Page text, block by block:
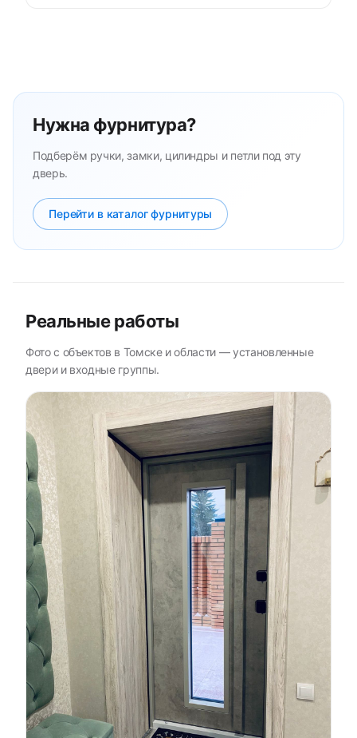
Нужна фурнитура?
Подберём ручки, замки, цилиндры и петли под эту
дверь.
Перейти в каталог фурнитуры
Реальные работы
Фото с объектов в Томске и области — установленные
двери и входные группы.